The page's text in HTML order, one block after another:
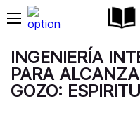
INGENIERÍA
PARA
GOZO: